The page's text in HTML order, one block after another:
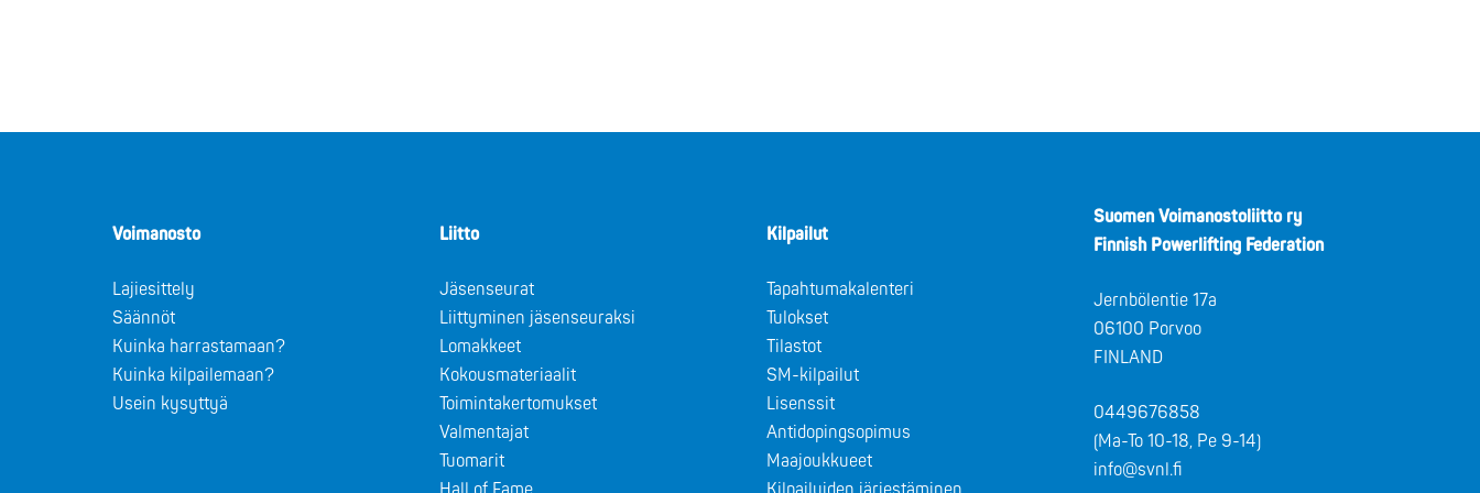
Voimanosto
Lajiesittely
Säännöt
Kuinka harrastamaan?
Kuinka kilpailemaan?
Usein kysyttyä
Liitto
Jäsenseurat
Liittyminen jäsenseuraksi
Lomakkeet
Kokousmateriaalit
Toimintakertomukset
Valmentajat
Tuomarit
Kilpailut
Tapahtumakalenteri
Tulokset
Tilastot
SM-kilpailut
Lisenssit
Antidopingsopimus
Maajoukkueet
Suomen Voimanostoliitto ry
Finnish Powerlifting Federation
Jernbölentie 17a
06100 Porvoo
FINLAND
0449676858
(Ma-To 10-18, Pe 9-14)
info@svnl.fi